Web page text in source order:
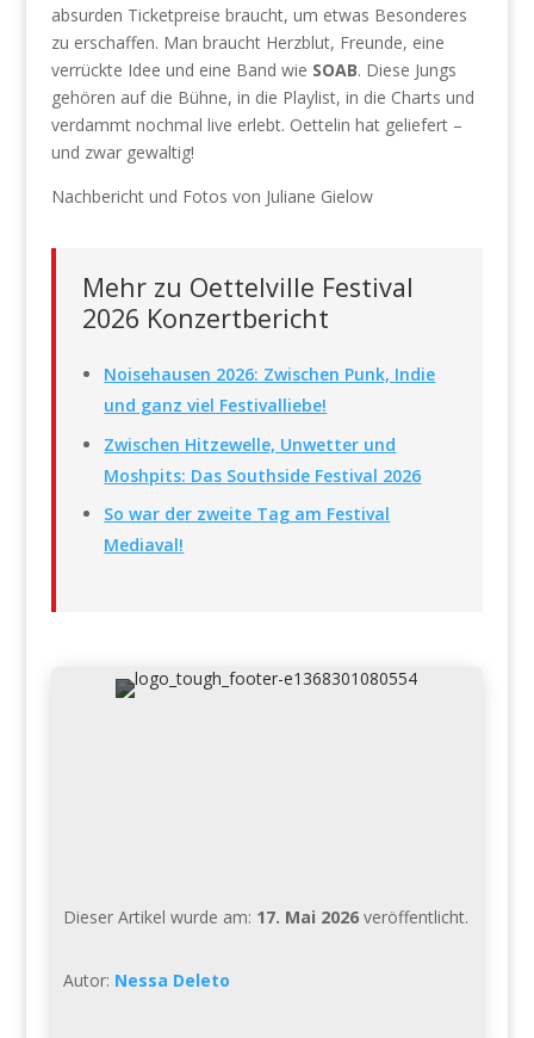
absurden Ticketpreise braucht, um etwas Besonderes
zu erschaffen. Man braucht Herzblut, Freunde, eine
verrückte Idee und eine Band wie SOAB. Diese Jungs
gehören auf die Bühne, in die Playlist, in die Charts und
verdammt nochmal live erlebt. Oettelin hat geliefert –
und zwar gewaltig!
Nachbericht und Fotos von Juliane Gielow
Mehr zu Oettelville Festival
2026 Konzertbericht
Noisehausen 2026: Zwischen Punk, Indie
und ganz viel Festivalliebe!
Zwischen Hitzewelle, Unwetter und
Moshpits: Das Southside Festival 2026
So war der zweite Tag am Festival
Mediaval!
Dieser Artikel wurde am: 17. Mai 2026veröffentlicht.
Autor: Nessa Deleto